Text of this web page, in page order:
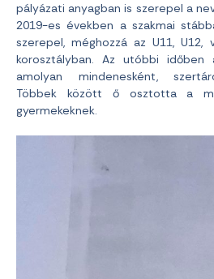
pályázati anyagban is szerepel a
2019-es években a szakmai
szerepel, méghozzá az U11, U12,
korosztályban. Az utóbbi időben
amolyan mindenesként,
Többek között ő osztotta a
gyermekeknek.